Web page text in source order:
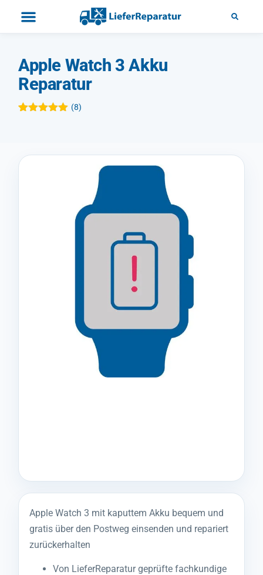
Apple Watch 3 Akku
Reparatur
Kundenbewertungen
(8)
Apple Watch 3 mit kaputtem Akku bequem und
gratis über den Postweg einsenden und repariert
zurückerhalten
Von LieferReparatur geprüfte fachkundige